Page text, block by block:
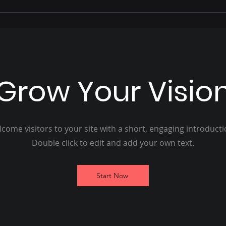
Your
visitors to your site with a short, engaging
Double click to edit and add your own text.
Start Now